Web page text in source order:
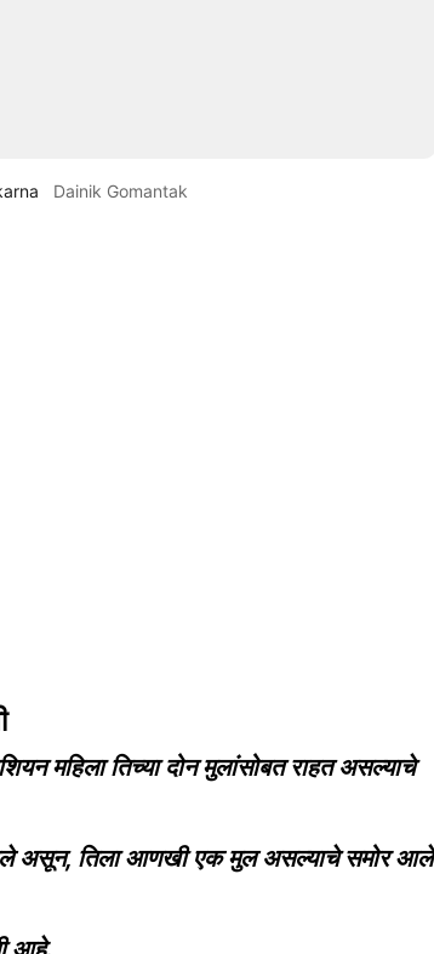
Dainik Gomantak
महिला तिच्या दोन मुलांसोबत राहत असल्याचे
आले असून, तिला आणखी एक मुल असल्याचे समोर आले